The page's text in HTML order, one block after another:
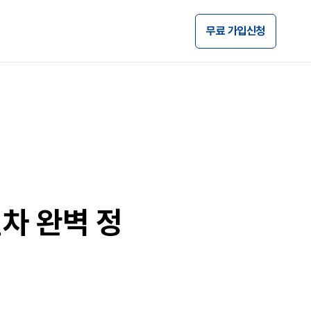
무료 가입신청
완벽 정